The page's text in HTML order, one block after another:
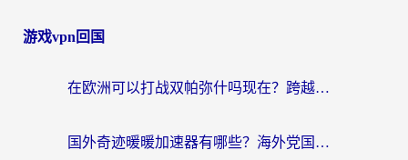
游戏vpn回国
在欧洲可以打战双帕弥什吗现在？跨越延迟墙的实战指南
国外奇迹暖暖加速器有哪些？海外党国服游戏畅玩终极指南（附亲测推荐）